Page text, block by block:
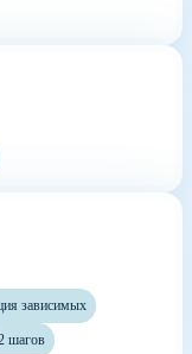
зависимых
шагов